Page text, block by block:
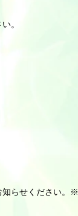
。
知らせください。※